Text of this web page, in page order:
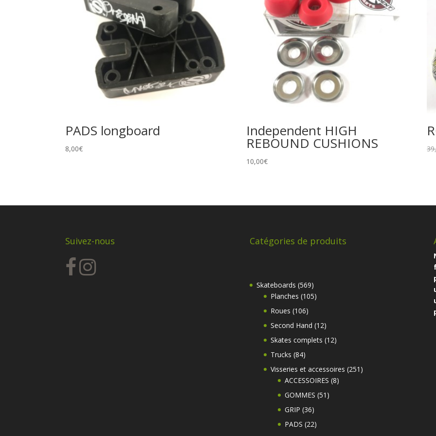
PADS longboard
8,00€
Independent HIGH
REBOUND CUSHIONS
10,00€
Suivez-nous Catégories de produits
Skateboards 569569
produits
Planches 105105
Roues 106106
produits
Second Hand 1212
produits
Skates complets 1212
Trucks 8484
produits
Visseries et accessoires 251 251
ACCESSOIRES 88
GOMMES 51 51
GRIP 3636
produits
PADS 2222